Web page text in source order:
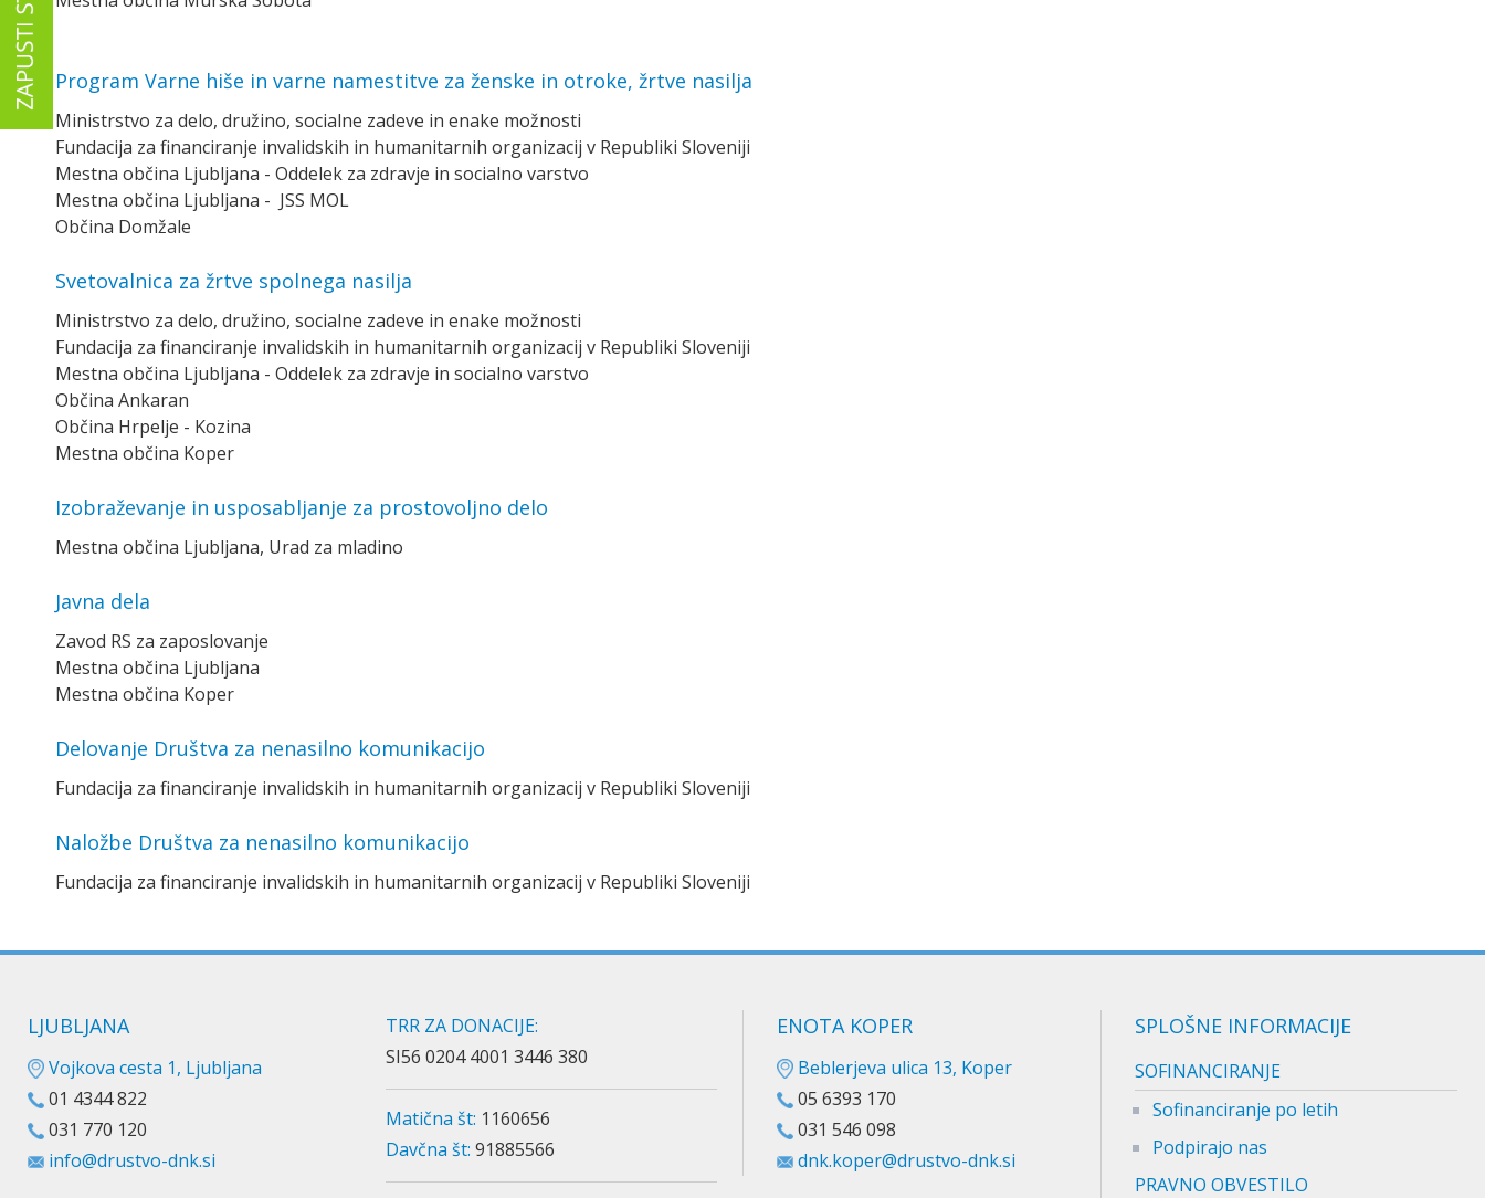
Program Varne hiše in varne namestitve za ženske in otroke, žrtve nasilja
Ministrstvo za delo, družino, socialne zadeve in enake možnosti
Fundacija za financiranje invalidskih in humanitarnih organizacij v Republiki Sloveniji
Mestna občina Ljubljana - Oddelek za zdravje in socialno varstvo
Mestna občina Ljubljana - JSS MOL
Občina Domžale
Svetovalnica za žrtve spolnega nasilja
Ministrstvo za delo, družino, socialne zadeve in enake možnosti
Fundacija za financiranje invalidskih in humanitarnih organizacij v Republiki Sloveniji
Mestna občina Ljubljana - Oddelek za zdravje in socialno varstvo
Občina Ankaran
Občina Hrpelje - Kozina
Mestna občina Koper
Izobraževanje in usposabljanje za prostovoljno delo
Mestna občina Ljubljana, Urad za mladino
Javna dela
Zavod RS za zaposlovanje
Mestna občina Ljubljana
Mestna občina Koper
Delovanje Društva za nenasilno komunikacijo
Fundacija za financiranje invalidskih in humanitarnih organizacij v Republiki Sloveniji
Naložbe Društva za nenasilno komunikacijo
Fundacija za financiranje invalidskih in humanitarnih organizacij v Republiki Sloveniji
LJUBLJANA
Vojkova cesta 1, Ljubljana
01 4344 822
031 770 120
info@drustvo-dnk.si
TRR ZA DONACIJE:
SI56 0204 4001 3446 380
Matična št: 1160656
Davčna št: 91885566
ENOTA KOPER
Beblerjeva ulica 13, Koper
05 6393 170
031 546 098
dnk.koper@drustvo-dnk.si
SPLOŠNE INFORMACIJE
SOFINANCIRANJE
Sofinanciranje po letih
Podpirajo nas
PRAVNO OBVESTILO